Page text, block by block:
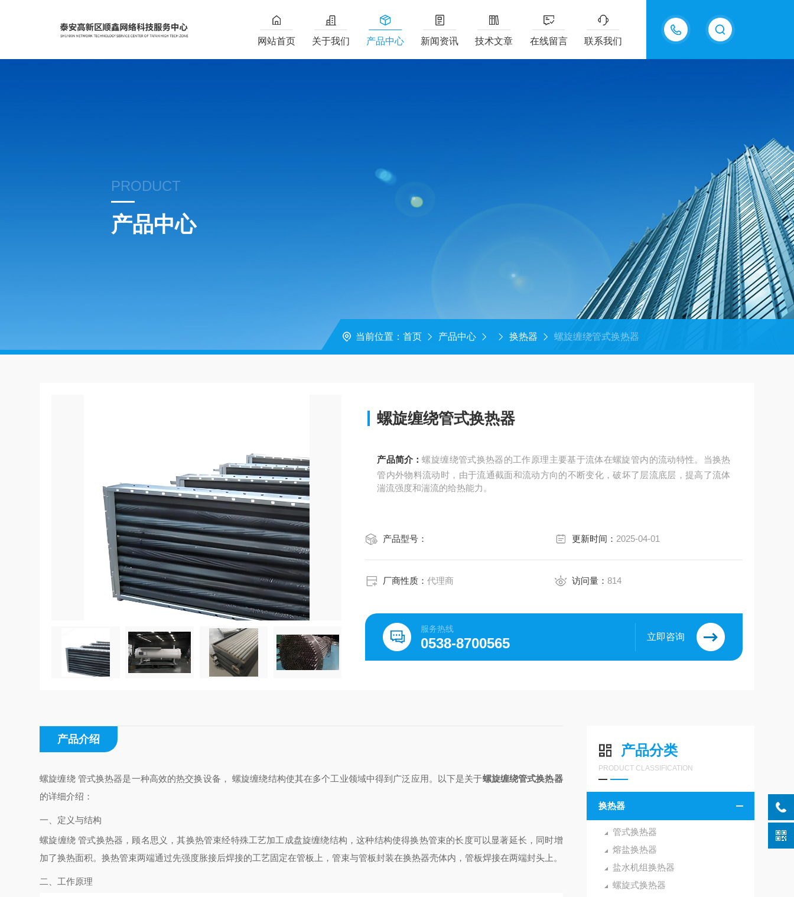
18605483306
网站首页 关于我们 产品中心 新闻资讯 技术文章 在线留言 联系我们
PRODUCT
产品中心
当前位置： 首页 产品中心 换热器 螺旋缠绕管式换热器
螺旋缠绕管式换热器
产品简介：螺旋缠绕管式换热器的工作原理主要基于流体在螺旋管内的流动特性。当换热
管内外物料流动时，由于流通截面和流动方向的不断变化，破坏了层流底层，提高了流体
湍流强度和湍流的给热能力。
产品型号： 更新时间： 2025-04-01
厂商性质：代理商 访问量： 814
服务热线
0538-8700565 立即咨询
产品分类
PRODUCT CLASSIFICATION
换热器
管式换热器
熔盐换热器
盐水机组换热器
螺旋式换热器
产品介绍
螺旋缠绕 管式换热器是一种高效的热交换设备， 螺旋缠绕结构使其在多个工业领域中得到广泛应用。以下是关于螺旋缠绕管式换热器
的详细介绍：
一、定义与结构
螺旋缠绕 管式换热器，顾名思义，其换热管束经特殊工艺加工成盘旋缠绕结构，这种结构使得换热管束的长度可以显著延长，同时增
加了换热面积。换热管束两端通过先强度胀接后焊接的工艺固定在管板上，管束与管板封装在换热器壳体内，管板焊接在两端封头上。
二、工作原理